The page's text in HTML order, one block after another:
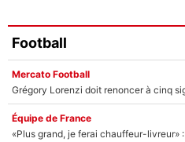
Football
Mercato Football
Équipe de France